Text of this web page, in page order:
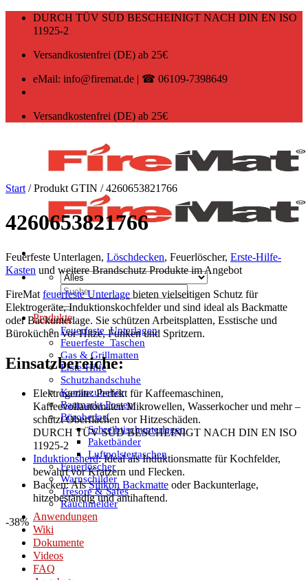
Zum
DURCH TÜV SÜD BESCHEINIGT NACH DIN EN ISO
11925-2
Versandkostenfrei (DE) ab 25€
eMail: info@firemat.de | ☎ 06109-7398649
Versandkostenfrei (DE) ab 25€
Suchen
nach:
Produkte
Feuerfeste_Unterlagen
Feuerfeste_Taschen
Gas & Grillmatten
Erste-Hilfe
Schutzhandschuhe
Kaminzubehör
Baumarkt Posten
Bürobedarf
Schreibtischunterlagen
Paketbänder
Luftpolstertaschen
Feuerlöscher
Warnschilder
Tresore & Safes
Rauchmelder
Anwendungen
Wiki
Dokumente
Videos
FAQ
Start /Produkt GTIN /4260653821766
4260653821766
Feuerfeste Unterlagen, Löschdecken, Feuerlöscher, Erste-Hilfe-
Kasten und weitere Brandschutz Produkte im Angebot
FireMat feuerfeste Unterlage bieten vielseitigen Schutz für
Elektrogeräte, Induktionskochfelder und sind ideal als Backmatte
oder Backunterlage. Sie schützen Arbeitsplatten, Esstische und
Büroküchen vor Hitze, Funken und Spritzern.
Einsatzbereiche:
Elektrogeräte: Perfekt für Kaffeemaschinen,
Kaffeevollautomaten Mikrowellen, Wasserkocher und mehr –
schützt Oberflächen vor Hitzeschäden.
DURCH TÜV SÜD BESCHEINIGT NACH DIN EN ISO
11925-2
Induktionsherd: Ideal als Induktionsmatte für Kochfelder,
bewahrt vor Kratzern und Flecken.
Backen: AlsSilikon Backmatte oder Backunterlage,
hitzebeständig und antihaftend.
-38%